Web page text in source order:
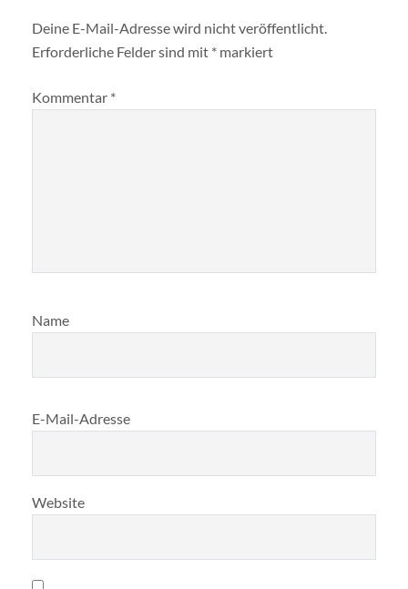
Deine E-Mail-Adresse wird nicht veröffentlicht.
Erforderliche Felder sind mit * markiert
Kommentar *
Name
E-Mail-Adresse
Website